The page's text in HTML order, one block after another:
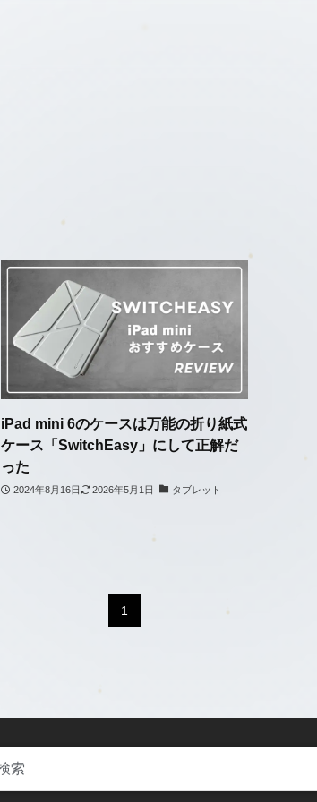
製品レビュー
おすすめ製品・比較
不具合・トラブル対策
お問い合わせ
iPad mini 6のケースは万能の折り紙式
ケース「SwitchEasy」にして正解だ
った
2024年8月16日 2026年5月1日 タブレット
1